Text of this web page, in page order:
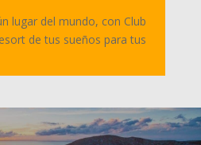
lugar del mundo, con Club
de tus sueños para tus